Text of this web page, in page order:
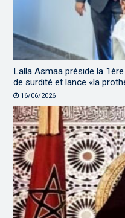
Lalla Asmaa préside la
de surdité et lance «la
16/06/2026